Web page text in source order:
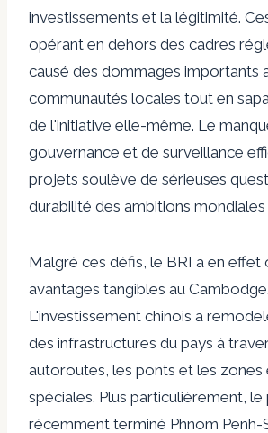
investissements et la légitimité.
opérant en dehors des cadres
causé des dommages importants
communautés locales tout en
de l'initiative elle-même. Le
gouvernance et de surveillance
projets soulève de sérieuses
durabilité des ambitions mondiales
Malgré ces défis, le BRI a en effet
avantages tangibles au Cambodge.
L'investissement chinois a
des infrastructures du pays à
autoroutes, les ponts et les zones
spéciales. Plus particulièrement,
récemment terminé Phnom Penh-